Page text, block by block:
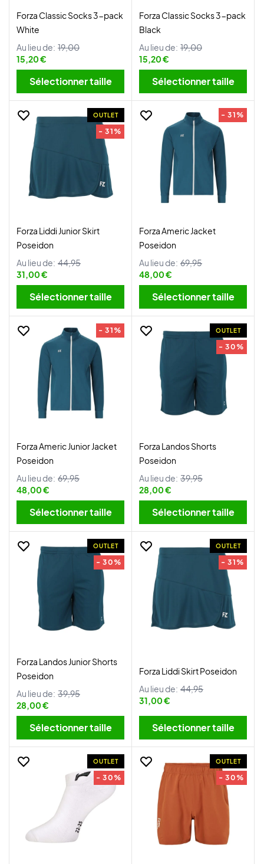
Forza Classic Socks 3-pack
White
Au lieu de: 19,00
15,20 €
Sélectionner taille
Forza Classic Socks 3-pack
Black
Au lieu de: 19,00
15,20 €
Sélectionner taille
OUTLET
- 31%
Forza Liddi Junior Skirt
Poseidon
Au lieu de: 44,95
31,00 €
Sélectionner taille
- 31%
Forza Americ Jacket
Poseidon
Au lieu de: 69,95
48,00 €
Sélectionner taille
- 31%
Forza Americ Junior Jacket
Poseidon
Au lieu de: 69,95
48,00 €
Sélectionner taille
OUTLET
- 30%
Forza Landos Shorts
Poseidon
Au lieu de: 39,95
28,00 €
Sélectionner taille
OUTLET
- 30%
Forza Landos Junior Shorts
Poseidon
Au lieu de: 39,95
28,00 €
Sélectionner taille
OUTLET
- 31%
Forza Liddi Skirt Poseidon
Au lieu de: 44,95
31,00 €
Sélectionner taille
OUTLET
- 30%
OUTLET
- 30%